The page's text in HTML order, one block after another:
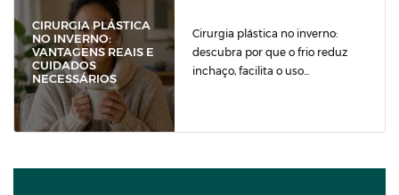
CIRURGIA PLÁSTICA
NO INVERNO:
VANTAGENS REAIS E
CUIDADOS
NECESSÁRIOS
Cirurgia plástica no inverno:
descubra por que o frio reduz
inchaço, facilita o uso...